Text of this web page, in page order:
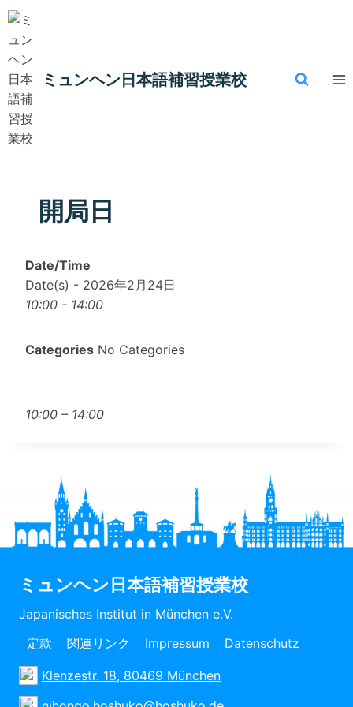
内
を
キ
ッ
プ
ミュンヘン​日本語補習授業校
開局日
Date/Time
Date(s) - 2026年2月24日
10:00 - 14:00
Categories No Categories
10:00 – 14:00
ミュンヘン日本語補習授業校
Japanisches Institut in München e.V.
定款
関連リンク Impressum Datenschutz
Klenzestr. 18, 80469 München